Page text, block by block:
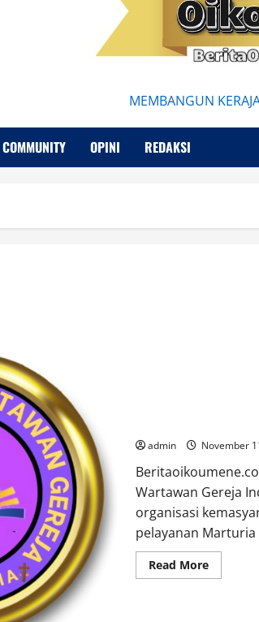
MEMBANGUN
COMMUNITY OPINI REDAKSI
admin November
Wartawan Gereja
organisasi
pelayanan Marturia
Read MoreRead
more